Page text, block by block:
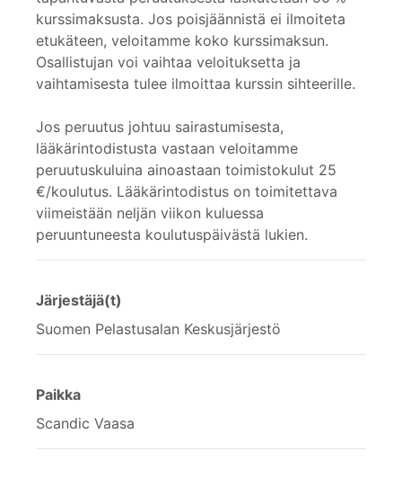
kurssimaksusta. Jos poisjäännistä ei ilmoiteta
etukäteen, veloitamme koko kurssimaksun.
Osallistujan voi vaihtaa veloituksetta ja
vaihtamisesta tulee ilmoittaa kurssin sihteerille.
Jos peruutus johtuu sairastumisesta,
lääkärintodistusta vastaan veloitamme
peruutuskuluina ainoastaan toimistokulut 25
€/koulutus. Lääkärintodistus on toimitettava
viimeistään neljän viikon kuluessa
peruuntuneesta koulutuspäivästä lukien.
Järjestäjä(t)
Suomen Pelastusalan Keskusjärjestö
Paikka
Scandic Vaasa